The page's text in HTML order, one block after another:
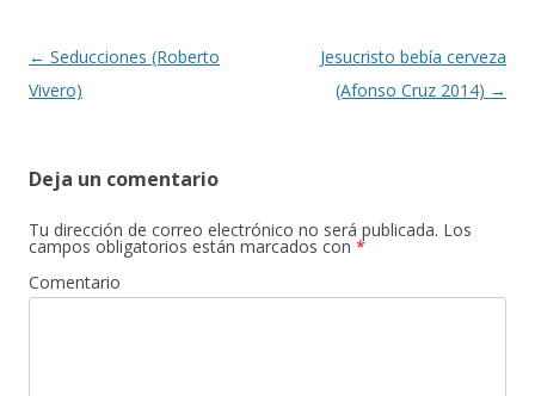
Navegación de entradas
← Seducciones (Roberto
Vivero)
Jesucristo bebía cerveza
(Afonso Cruz 2014) →
Deja un comentario
Tu dirección de correo electrónico no será publicada. Los
campos obligatorios están marcados con *
Comentario